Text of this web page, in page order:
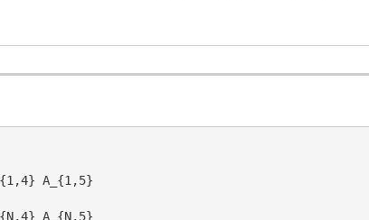
A_{1,5}
A_{N,5}